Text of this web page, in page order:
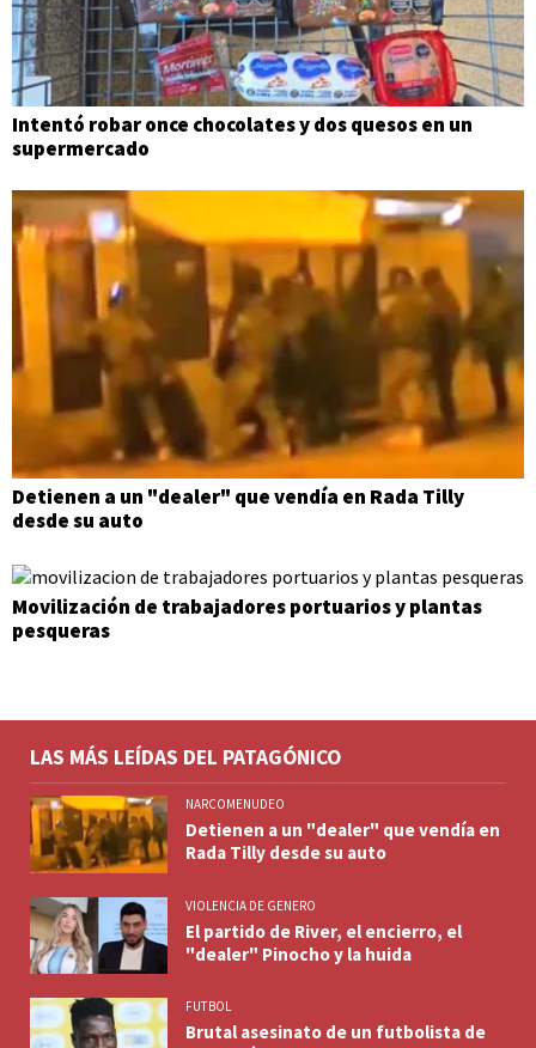
Intentó robar once chocolates y dos quesos en un
supermercado
Detienen a un "dealer" que vendía en Rada Tilly
desde su auto
Movilización de trabajadores portuarios y plantas
pesqueras
LAS MÁS LEÍDAS DEL PATAGÓNICO
NARCOMENUDEO
Detienen a un "dealer" que vendía en
Rada Tilly desde su auto
VIOLENCIA DE GENERO
El partido de River, el encierro, el
"dealer" Pinocho y la huida
FUTBOL
Brutal asesinato de un futbolista de